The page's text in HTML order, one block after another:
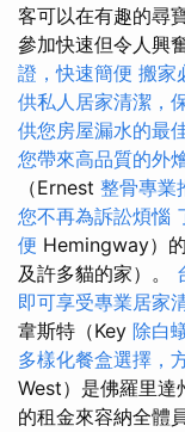
客可以在有趣的尋
參加快速但令人興
證，快速簡便 搬家
供私人居家清潔，
供您房屋漏水的最
您帶來高品質的外
（Ernest 整骨專業
您不再為訴訟煩惱
便 Hemingway）
及許多貓的家）。
即可享受專業居家
韋斯特（Key 除白
多樣化餐盒選擇，
West）是佛羅里達
的租金來容納全體